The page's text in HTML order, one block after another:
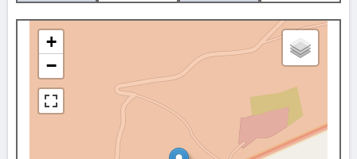
+
−